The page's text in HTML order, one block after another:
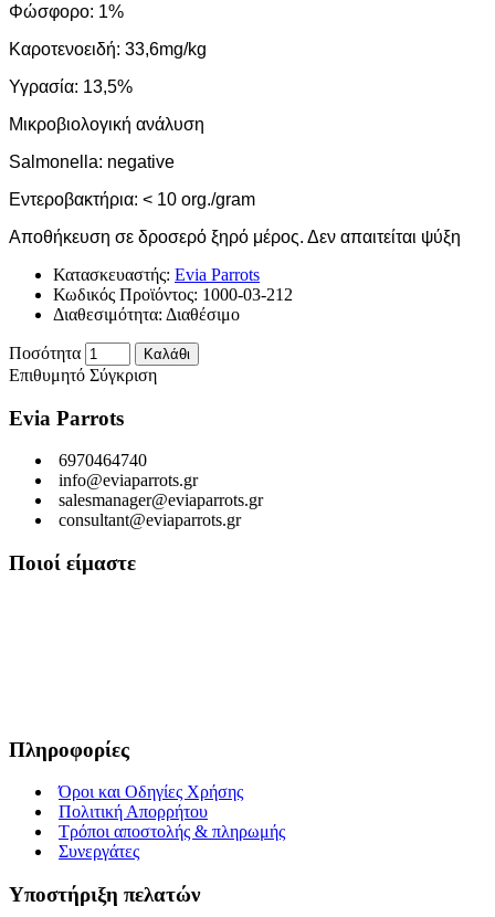
Φώσφορο: 1%
Καροτενοειδή: 33,6mg/kg
Υγρασία: 13,5%
Μικροβιολογική ανάλυση
Salmonella: negative
Εντεροβακτήρια: < 10 org./gram
Αποθήκευση σε δροσερό ξηρό μέρος. Δεν απαιτείται ψύξη
Κατασκευαστής: Evia Parrots
Κωδικός Προϊόντος: 1000-03-212
Διαθεσιμότητα: Διαθέσιμο
Ποσότητα Καλάθι
Επιθυμητό Σύγκριση
Evia Parrots
6970464740
info@eviaparrots.gr
salesmanager@eviaparrots.gr
consultant@eviaparrots.gr
Ποιοί είμαστε
Πληροφορίες
Όροι και Οδηγίες Χρήσης
Πολιτική Απορρήτου
Τρόποι αποστολής & πληρωμής
Συνεργάτες
Υποστήριξη πελατών